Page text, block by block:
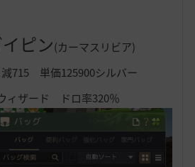
ピン(カーマスリビア)
715 単価125900シルバー
ィザード ドロ率320％